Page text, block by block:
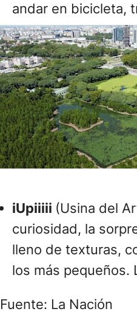
andar en bicicleta,
iUpiiiii (Usina del
curiosidad, la
lleno de texturas,
los más pequeños.
Fuente: La Nación